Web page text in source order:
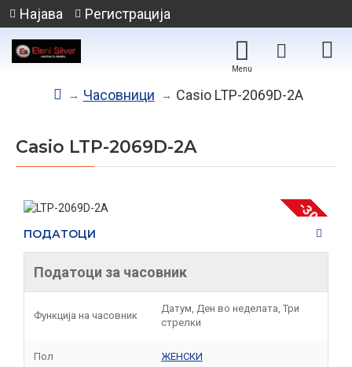
Најава Регистрација
Часовници Casio LTP-2069D-2A
Casio LTP-2069D-2A
-30 %
ПОДАТОЦИ
Податоци за часовник
Функција на часовник
Датум, Ден во неделата, Три
стрелки
Пол ЖЕНСКИ